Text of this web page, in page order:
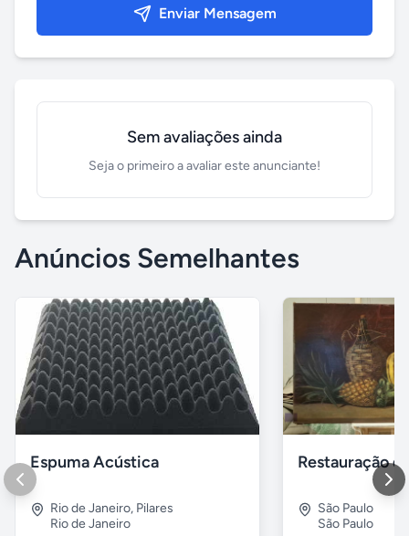
Enviar Mensagem
Sem avaliações ainda
Seja o primeiro a avaliar este anunciante!
Anúncios Semelhantes
Espuma Acústica
Rio de Janeiro, Pilares
Rio de Janeiro
São Paulo
São Paulo